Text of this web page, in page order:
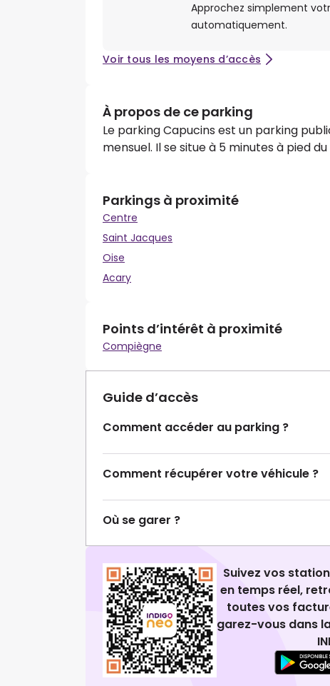
Approchez simplement
automatiquement.
Voir tous les moyens d’accès
À propos de ce parking
Le parking Capucins est un parking
mensuel. Il se situe à 5 minutes à pied
Parkings à proximité
Centre
Saint Jacques
Oise
Acary
Points d’intérêt à proximité
Compiègne
Guide d’accès
Comment accéder au parking ?
Comment récupérer votre véhicule ?
Où se garer ?
Suivez vos
en temps réel,
toutes vos
garez-vous dans